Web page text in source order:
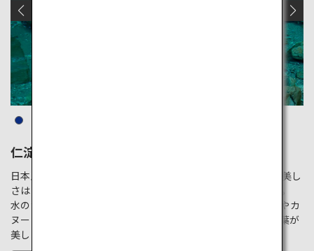
仁淀ブルー
日本屈指の水質を誇る清流、仁淀川。その圧倒的な透明度と美し
さは「仁淀ブルー」と呼ばれ、多くの人を惹きつけています。
水の色は時間帯によってブルーやグリーンに変化。夏はSUPやカ
ヌーなどのアクティビティで賑わい、秋は周囲の鮮やかな紅葉が
美しいコントラストを生み出します。